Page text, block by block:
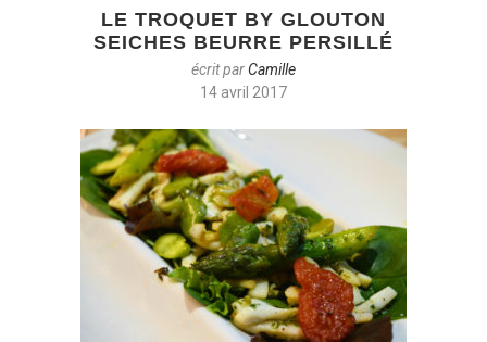
LE TROQUET BY GLOUTON
SEICHES BEURRE PERSILLÉ
écrit parCamille
14 avril 2017